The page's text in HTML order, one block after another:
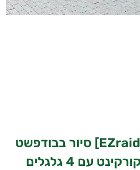
איזי ריידר [EZraider] סיור בבודפשט
עם 4 גלגלים